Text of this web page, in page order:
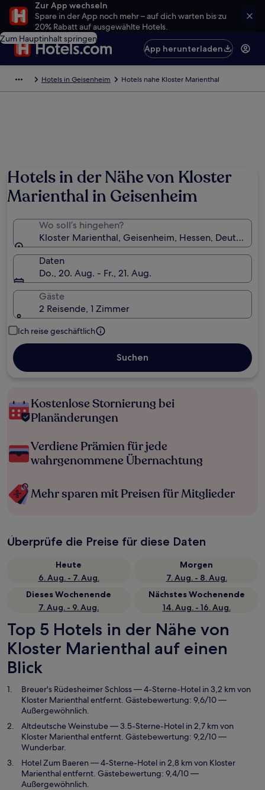
Zur App wechseln
Spare in der App noch mehr – auf dich warten bis zu
20% Rabatt auf ausgewählte Hotels.
Zum Hauptinhalt springen
App herunterladen
Hotels in Geisenheim Hotels nahe Kloster Marienthal
Hotels in der Nähe von Kloster
Marienthal in Geisenheim
Wo soll’s hingehen?
Kloster Marienthal, Geisenheim, Hessen,
Daten
Do., 20. Aug. - Fr., 21. Aug.
Gäste
2 Reisende, 1 Zimmer
Ich reise geschäftlich
Suchen
Kostenlose Stornierung bei
Planänderungen
Verdiene Prämien für jede
wahrgenommene Übernachtung
Mehr sparen mit Preisen für Mitglieder
Überprüfe die Preise für diese Daten
Heute
6. Aug. - 7. Aug.
Morgen
7. Aug. - 8. Aug.
Dieses Wochenende
7. Aug. - 9. Aug.
Nächstes Wochenende
14. Aug. - 16. Aug.
Top 5 Hotels in der Nähe von
Kloster Marienthal auf einen
Blick
Breuer's Rüdesheimer Schloss— 4-Sterne-Hotel in 3,2 km von
Kloster Marienthal entfernt. Gästebewertung: 9,6/10 —
Außergewöhnlich.
Altdeutsche Weinstube— 3.5-Sterne-Hotel in 2,7 km von
Kloster Marienthal entfernt. Gästebewertung: 9,2/10 —
Wunderbar.
Hotel Zum Baeren— 4-Sterne-Hotel in 2,8 km von Kloster
Marienthal entfernt. Gästebewertung: 9,4/10 —
Außergewöhnlich.